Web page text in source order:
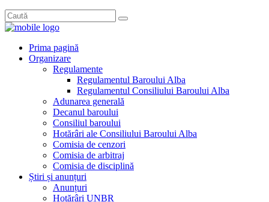
Prima pagină
Organizare
Regulamente
Regulamentul Baroului Alba
Regulamentul Consiliului Baroului Alba
Adunarea generală
Decanul baroului
Consiliul baroului
Hotărâri ale Consiliului Baroului Alba
Comisia de cenzori
Comisia de arbitraj
Comisia de disciplină
Știri și anunțuri
Anunțuri
Hotărâri UNBR